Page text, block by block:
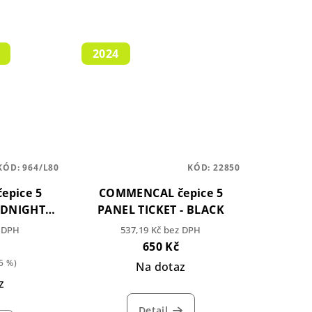
5
%)
964/L80
2024
COMMENCAL čepice 5
PANEL TICKET - BLACK
537,19 Kč bez DPH
650 Kč
Na dotaz
KÓD: 22850